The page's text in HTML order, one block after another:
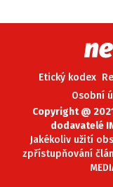
Etický kodex
Osobní
Copyright @
dodavatelé
Jakékoliv užití
zpřístupňování